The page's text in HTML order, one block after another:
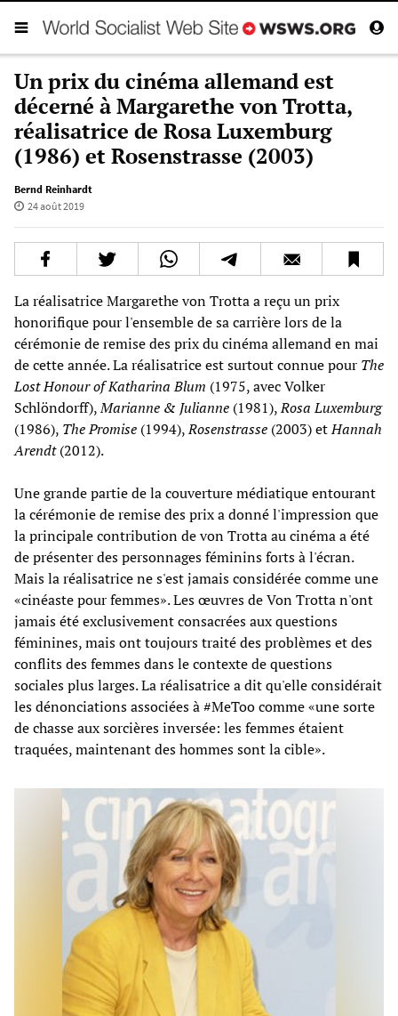
Un prix du cinéma allemand est
décerné à Margarethe von Trotta,
réalisatrice de Rosa Luxemburg
(1986) et Rosenstrasse (2003)
Bernd Reinhardt
24 août 2019
La réalisatrice Margarethe von Trotta a reçu un prix
honorifique pour l'ensemble de sa carrière lors de la
cérémonie de remise des prix du cinéma allemand en mai
de cette année. La réalisatrice est surtout connue pour The
Lost Honour of Katharina Blum (1975, avec Volker
Schlöndorff),Marianne & Julianne (1981),Rosa Luxemburg
(1986), The Promise (1994),Rosenstrasse (2003) etHannah
Arendt(2012).
Une grande partie de la couverture médiatique entourant
la cérémonie de remise des prix a donné l'impression que
la principale contribution de von Trotta au cinéma a été
de présenter des personnages féminins forts à l'écran.
Mais la réalisatrice ne s'est jamais considérée comme une
«cinéaste pour femmes». Les œuvres de Von Trotta n'ont
jamais été exclusivement consacrées aux questions
féminines, mais ont toujours traité des problèmes et des
conflits des femmes dans le contexte de questions
sociales plus larges. La réalisatrice a dit qu'elle considérait
les dénonciations associées à #MeToo comme «une sorte
de chasse aux sorcières inversée: les femmes étaient
traquées, maintenant des hommes sont la cible».